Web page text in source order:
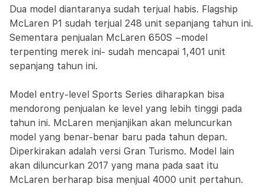
Dua model diantaranya sudah terjual habis. Flagship
McLaren P1 sudah terjual 248 unit sepanjang tahun ini.
Sementara penjualan McLaren 650S –model
terpenting merek ini- sudah mencapai 1,401 unit
sepanjang tahun ini.
Model entry-level Sports Series diharapkan bisa
mendorong penjualan ke level yang lebih tinggi pada
tahun ini. McLaren menjanjikan akan meluncurkan
model yang benar-benar baru pada tahun depan.
Diperkirakan adalah versi Gran Turismo. Model lain
akan diluncurkan 2017 yang mana pada saat itu
McLaren berharap bisa menjual 4000 unit pertahun.